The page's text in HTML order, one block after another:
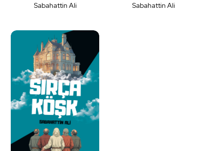
Detaylı
İncele
Sabahattin Ali Sabahattin Ali